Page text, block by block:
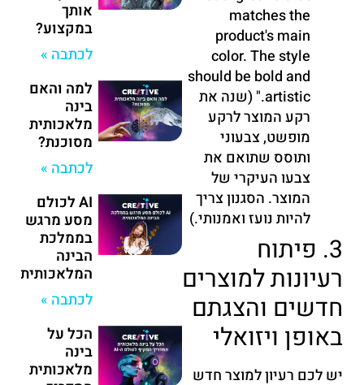
matches the
product's main
color. The style
should be bold and
artistic." (שנה את
רקע המוצר לרקע
מופשט, צבעוני
ותוסס שתואם את
צבעו העיקרי של
המוצר. הסגנון צריך
להיות נועז ואמנותי.)
3. פיתוח
רעיונות למוצרים
חדשים והצגתם
באופן ויזואלי
יש לכם רעיון למוצר חדש
אותך
במקצוע?
לכתבה »
למה והאם
בינה
מלאכותית
מסוכנת?
לכתבה »
AI לכולם
מסע מרגש
בממלכת
הבינה
המלאכותית
לכתבה »
הכל על
בינה
מלאכותית